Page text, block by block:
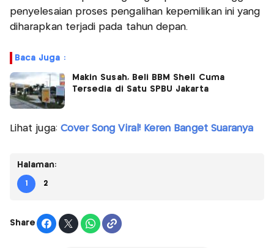
penyelesaian proses pengalihan kepemilikan ini yang
diharapkan terjadi pada tahun depan.
Baca Juga :
Makin Susah, Beli BBM Shell Cuma
Tersedia di Satu SPBU Jakarta
Lihat juga: Cover Song Viral! Keren Banget Suaranya
Halaman:
1 2
Share